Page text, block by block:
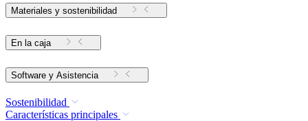
Materiales y sostenibilidad
En la caja
Software y Asistencia
Sostenibilidad
Características principales